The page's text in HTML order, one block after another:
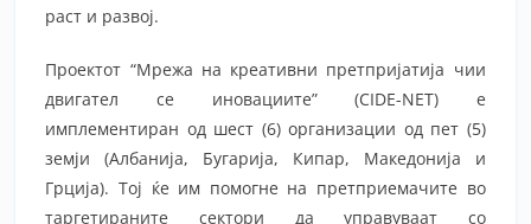
раст и развој.
Проектот “Мрежа на креативни претпријатија чии
двигател се иновациите” (CIDE-NET) е
имплементиран од шест (6) организации од пет (5)
земји (Албанија, Бугарија, Кипар, Македонија и
Грција). Тој ќе им помогне на претприемачите во
таргетираните сектори да управуваат со